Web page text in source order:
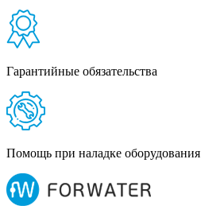
Гарантийные обязательства
Помощь при наладке оборудования